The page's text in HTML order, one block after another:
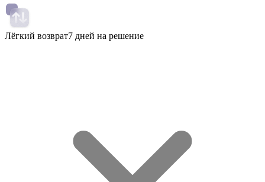
Лёгкий возврат7 дней на решение